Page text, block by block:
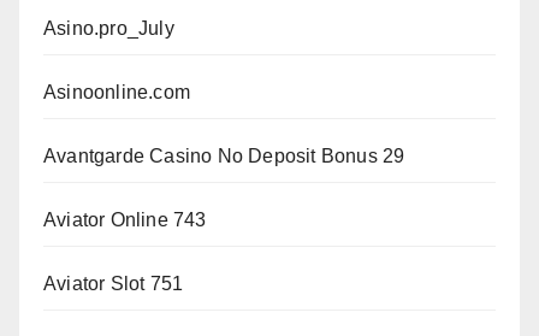
Asino.pro_July
Asinoonline.com
Avantgarde Casino No Deposit Bonus 29
Aviator Online 743
Aviator Slot 751